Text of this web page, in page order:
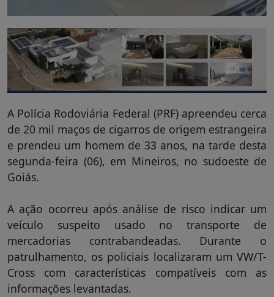
A Polícia Rodoviária Federal (PRF) apreendeu cerca
de 20 mil maços de cigarros de origem estrangeira
e prendeu um homem de 33 anos, na tarde desta
segunda-feira (06), em Mineiros, no sudoeste de
Goiás.
A ação ocorreu após análise de risco indicar um
veículo suspeito usado no transporte de
mercadorias contrabandeadas. Durante o
patrulhamento, os policiais localizaram um VW/T-
Cross com características compatíveis com as
informações levantadas.